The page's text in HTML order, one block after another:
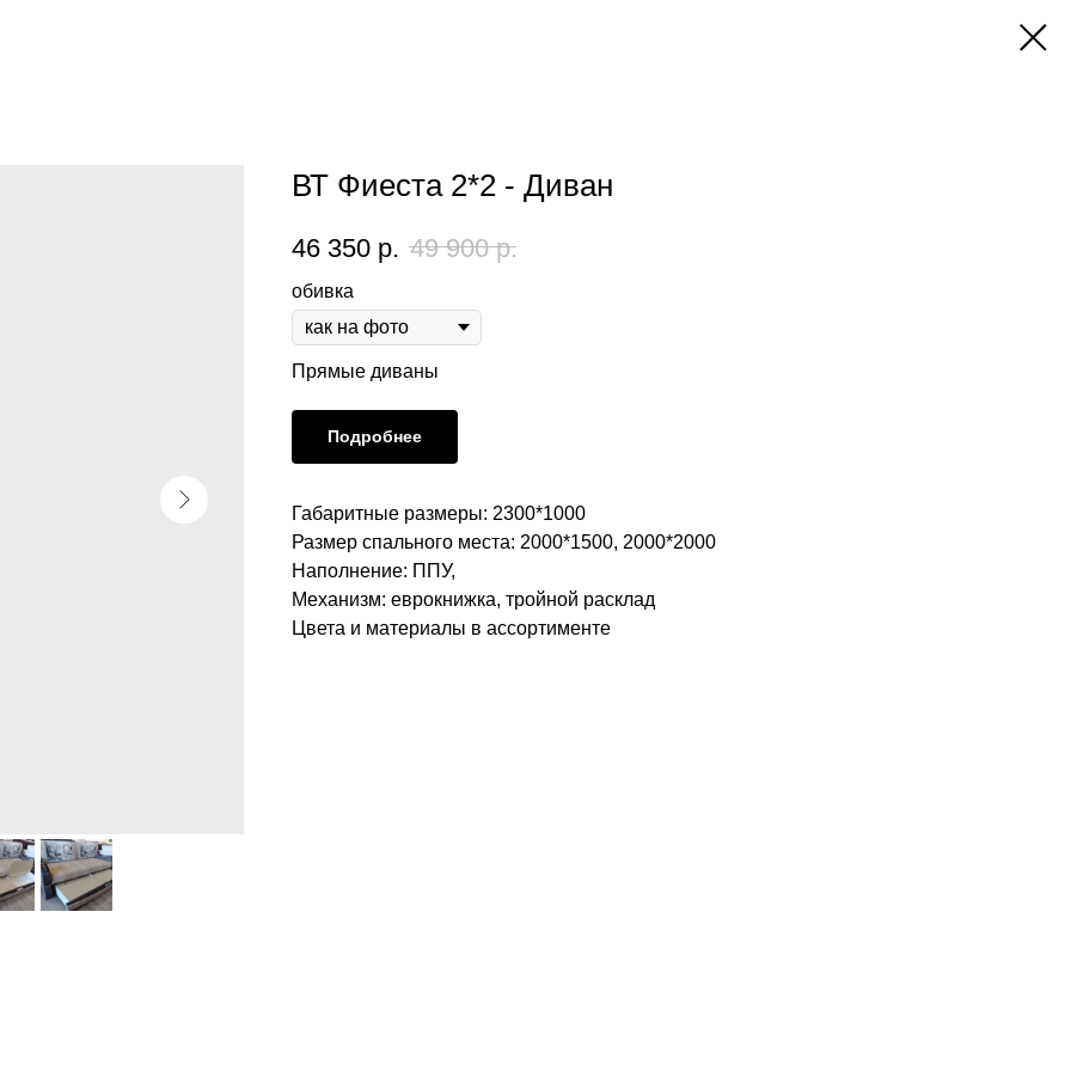
ВТ Фиеста 2*2 - Диван
46 350 р. 49 900 р.
обивка
Прямые диваны
Подробнее
Габаритные размеры: 2300*1000
Размер спального места: 2000*1500, 2000*2000
Наполнение: ППУ,
Механизм: еврокнижка, тройной расклад
Цвета и материалы в ассортименте